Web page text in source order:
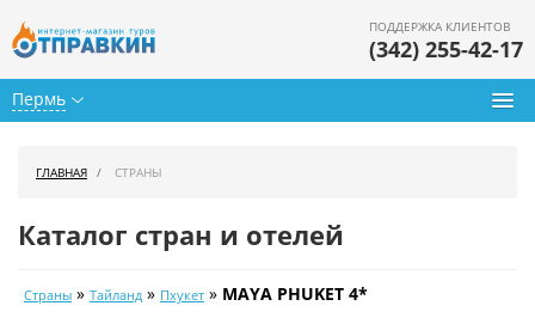
Пермь
ПОДДЕРЖКА КЛИЕНТОВ
(342) 255-42-17
Календарь туров
ГЛАВНАЯ СТРАНЫ
Каталог стран и отелей
Страны » Тайланд » Пхукет » MAYA PHUKET 4*